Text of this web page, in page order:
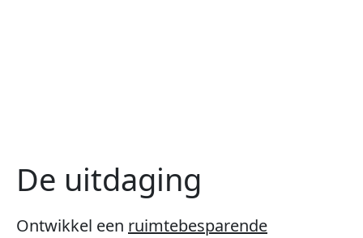
De uitdaging
Ontwikkel een ruimtebesparende